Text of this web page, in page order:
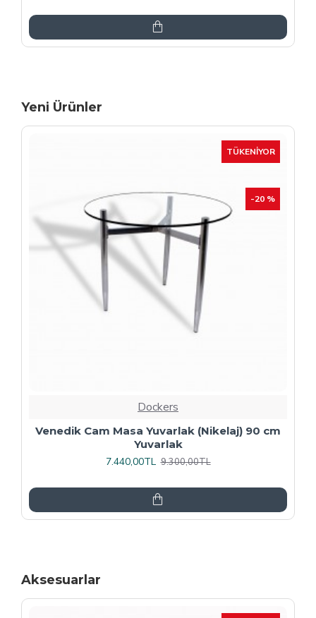
Yeni Ürünler
-15 %
Dockers
Plaza Kare ESB Mutfak Masası (Werzalit,
Allzalit veya Wermodin Tablalı 80X80) -
Afyon Mermer
Aksesuarlar